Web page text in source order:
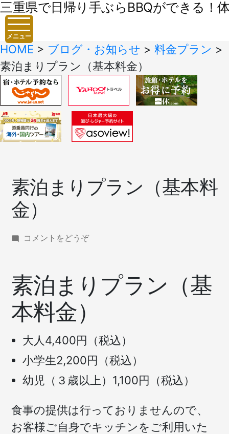
三重県で日帰り手ぶらBBQができる！
メニュー
HOME > ブログ・お知らせ > 料金プラン >
素泊まりプラン（基本料金）
素泊まりプラン（基本料
金）
コメントをどうぞ(素
プ
ラ
料
金）)
素泊まりプラン（基
本料金）
大人4,400円（税込）
小学生2,200円（税込）
幼児（３歳以上）1,100円（税込）
食事の提供は行っておりませんので、
お客様ご自身でキッチンをご利用いた